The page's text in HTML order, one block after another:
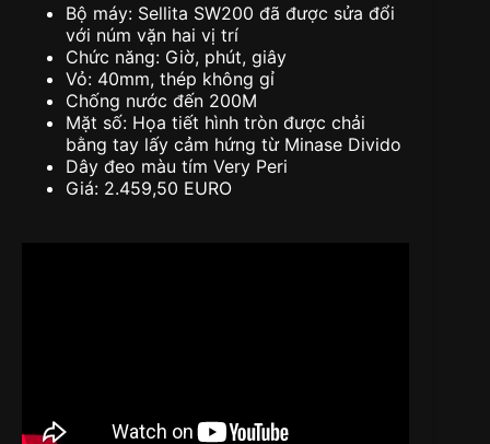
Bộ máy: Sellita SW200 đã được sửa đổi
với núm vặn hai vị trí
Chức năng: Giờ, phút, giây
Vỏ: 40mm, thép không gỉ
Chống nước đến 200M
Mặt số: Họa tiết hình tròn được chải
bằng tay lấy cảm hứng từ Minase Divido
Dây đeo màu tím Very Peri
Giá: 2.459,50 EURO